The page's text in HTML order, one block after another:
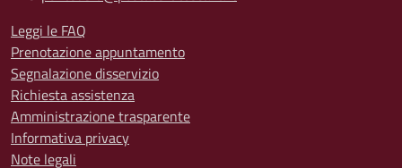
Leggi le FAQ
Prenotazione appuntamento
Segnalazione disservizio
Richiesta assistenza
Amministrazione trasparente
Informativa privacy
Note legali